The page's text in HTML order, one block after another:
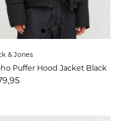
& Jones
Puffer Hood Jacket Black